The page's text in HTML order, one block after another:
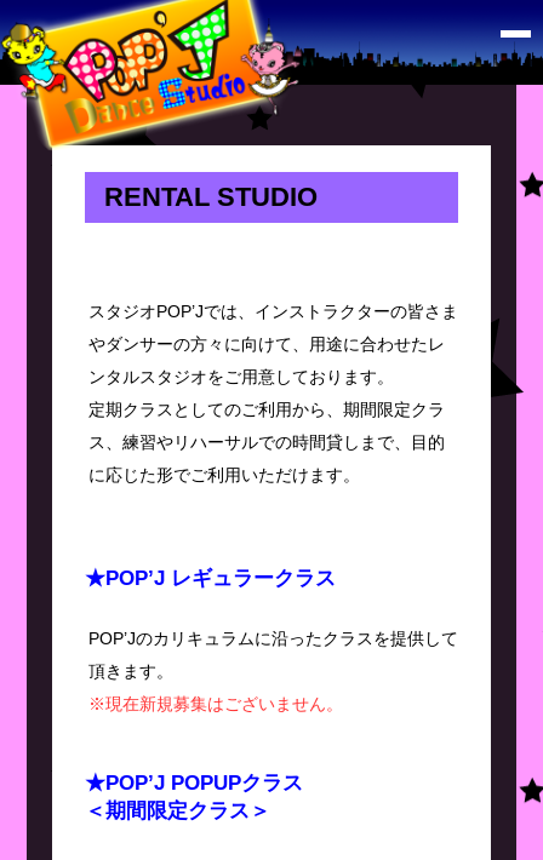
RENTAL STUDIO
RENTAL STUDIO
スタジオPOP’Jでは、インストラクターの皆さま
やダンサーの方々に向けて、用途に合わせたレ
ンタルスタジオをご用意しております。
定期クラスとしてのご利用から、期間限定クラ
ス、練習やリハーサルでの時間貸しまで、目的
に応じた形でご利用いただけます。
★POP’J レギュラークラス
POP’Jのカリキュラムに沿ったクラスを提供して
頂きます。
※現在新規募集はございません。
★POP’J POPUPクラス
＜期間限定クラス＞